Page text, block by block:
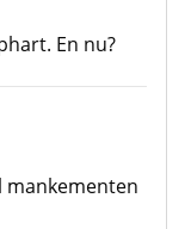
En nu?
mankementen